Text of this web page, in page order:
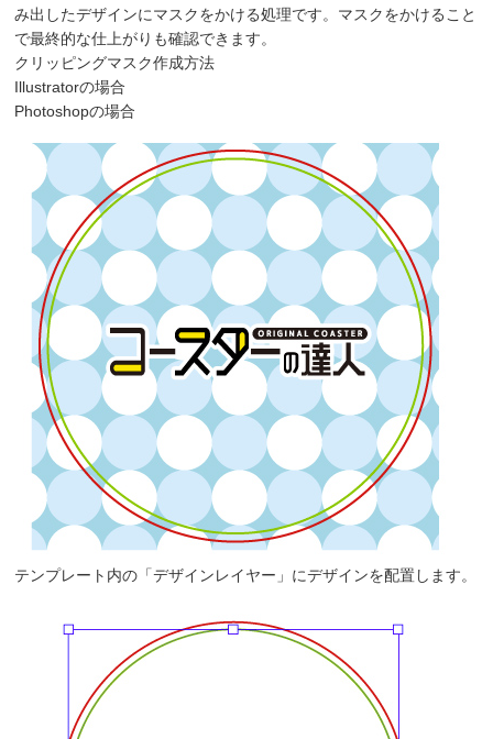
み出したデザインにマスクをかける処理です。マスクをかけること
で最終的な仕上がりも確認できます。
クリッピングマスク作成方法
Illustratorの場合
Photoshopの場合
テンプレート内の「デザインレイヤー」にデザインを配置します。